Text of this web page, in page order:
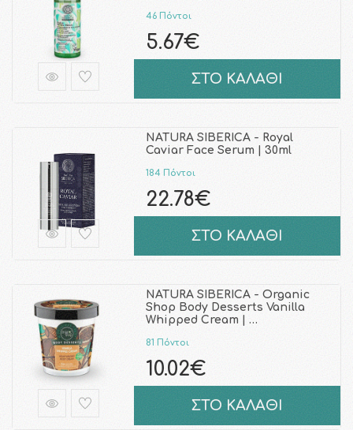
46 Πόντοι
5.67€
ΣΤΟ ΚΑΛΑΘΙ
NATURA SIBERICA - Royal
Caviar Face Serum | 30ml
184 Πόντοι
22.78€
ΣΤΟ ΚΑΛΑΘΙ
NATURA SIBERICA - Organic
Shop Body Desserts Vanilla
Whipped Cream | …
81 Πόντοι
10.02€
ΣΤΟ ΚΑΛΑΘΙ